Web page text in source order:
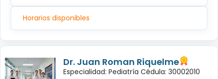
Horarios disponibles
Dr. Juan Roman Riquelme
Especialidad: Pediatría Cédula: 30002010